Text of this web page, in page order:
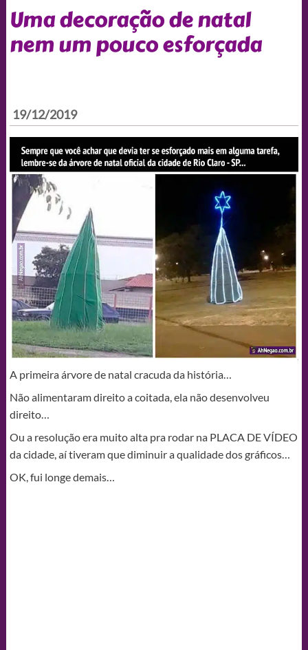
Uma decoração de natal
nem um pouco esforçada
19/12/2019
A primeira árvore de natal cracuda da história…
Não alimentaram direito a coitada, ela não desenvolveu
direito…
Ou a resolução era muito alta pra rodar na PLACA DE VÍDEO
da cidade, aí tiveram que diminuir a qualidade dos gráficos…
OK, fui longe demais…